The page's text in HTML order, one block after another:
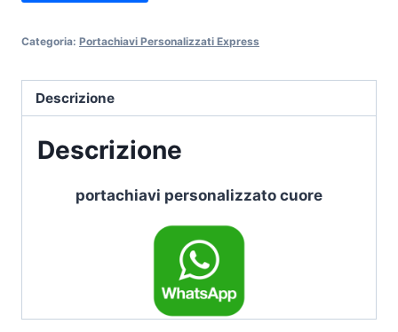
quantità
Categoria: Portachiavi Personalizzati Express
Descrizione
Descrizione
portachiavi personalizzato cuore